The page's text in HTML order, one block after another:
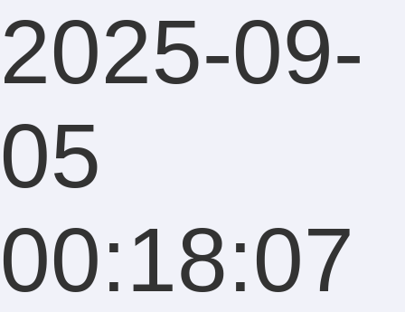
2025-09-
05
00:18:07